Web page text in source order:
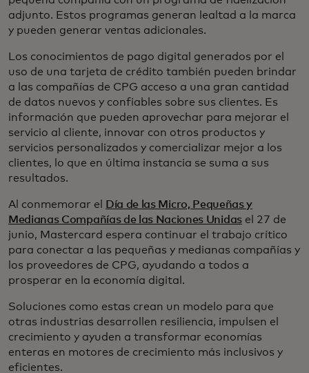
adjunto. Estos programas generan lealtad a la marca
y pueden generar ventas adicionales.
Los conocimientos de pago digital generados por el
uso de una tarjeta de crédito también pueden brindar
a las compañías de CPG acceso a una gran cantidad
de datos nuevos y confiables sobre sus clientes. Es
información que pueden aprovechar para mejorar el
servicio al cliente, innovar con otros productos y
servicios personalizados y comercializar mejor a los
clientes, lo que en última instancia se suma a sus
resultados.
Al conmemorar el
Día de las Micro, Pequeñas y
Medianas Compañías de las Naciones Unidasel 27 de
junio, Mastercard espera continuar el trabajo crítico
para conectar a las pequeñas y medianas compañías y
los proveedores de CPG, ayudando a todos a
prosperar en la economía digital.
Soluciones como estas crean un modelo para que
otras industrias desarrollen resiliencia, impulsen el
crecimiento y ayuden a transformar economías
enteras en motores de crecimiento más inclusivos y
eficientes.